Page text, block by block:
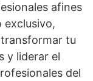
afines
exclusivo,
tu
y liderar el
del